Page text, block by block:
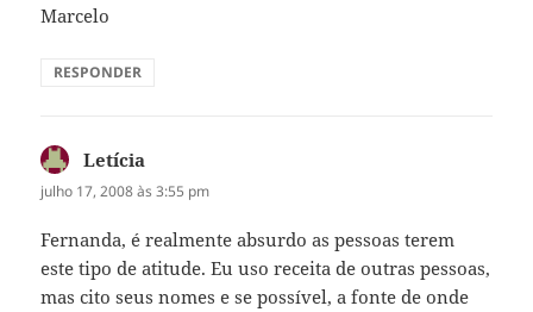
Marcelo
RESPONDER
Letícia
julho 17, 2008 às 3:55 pm
Fernanda, é realmente absurdo as pessoas terem
este tipo de atitude. Eu uso receita de outras pessoas,
mas cito seus nomes e se possível, a fonte de onde